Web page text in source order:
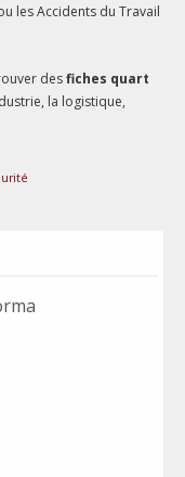
les Accidents du Travail
desfiches quart
la logistique,